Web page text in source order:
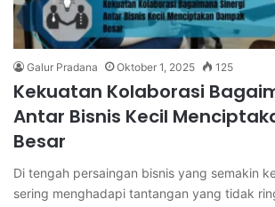
Galur Pradana Oktober 1, 2025 125
Kekuatan Kolaborasi
Antar Bisnis Kecil
Besar
Di tengah persaingan bisnis yang semakin
sering menghadapi tantangan yang tidak